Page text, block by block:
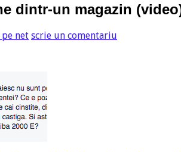
dintr-un magazin
net scrie un comentariu